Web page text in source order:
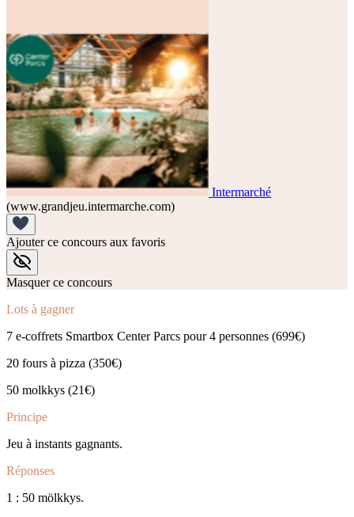
Intermarché
(www.grandjeu.intermarche.com)
Ajouter ce concours aux favoris
Masquer ce concours
Lots à gagner
7 e-coffrets Smartbox Center Parcs pour 4 personnes (699€)
20 fours à pizza (350€)
50 molkkys (21€)
Principe
Jeu à instants gagnants.
Réponses
1 : 50 mölkkys.